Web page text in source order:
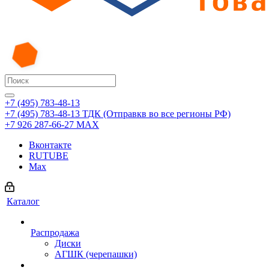
+7 (495) 783-48-13
+7 (495) 783-48-13 ТДК (Отправкв во все регионы РФ)
+7 926 287-66-27 МАХ
Вконтакте
RUTUBE
Max
Каталог
Распродажа
Диски
АГШК (черепашки)